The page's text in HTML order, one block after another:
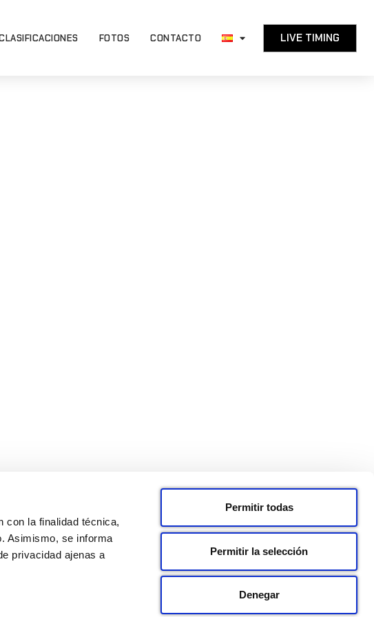
con la finalidad técnica,
Asimismo, se informa
privacidad ajenas a
Permitir todas
Permitir la selección
Denegar
FOTOS CONTACTO LIVE TIMING